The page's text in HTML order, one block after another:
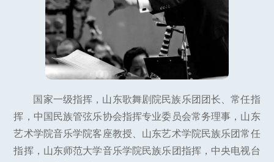
国家一级指挥，山东歌舞剧院民族乐团团长、常任指
挥，中国民族管弦乐协会指挥专业委员会常务理事，山东
艺术学院音乐学院客座教授、山东艺术学院民族乐团常任
指挥，山东师范大学音乐学院民族乐团指挥，中央电视台